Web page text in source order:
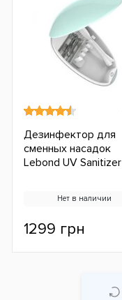
Дезинфектор для
сменных насадок
Lebond UV Sanitizer
Нет в наличии
1299 грн